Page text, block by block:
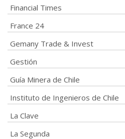
Financial Times
France 24
Gemany Trade & Invest
Gestión
Guía Minera de Chile
Instituto de Ingenieros de Chile
La Clave
La Segunda